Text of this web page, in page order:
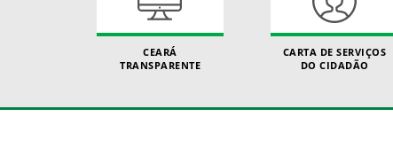
CEARÁ
TRANSPARENTE
CARTA DE SERVIÇOS
DO CIDADÃO